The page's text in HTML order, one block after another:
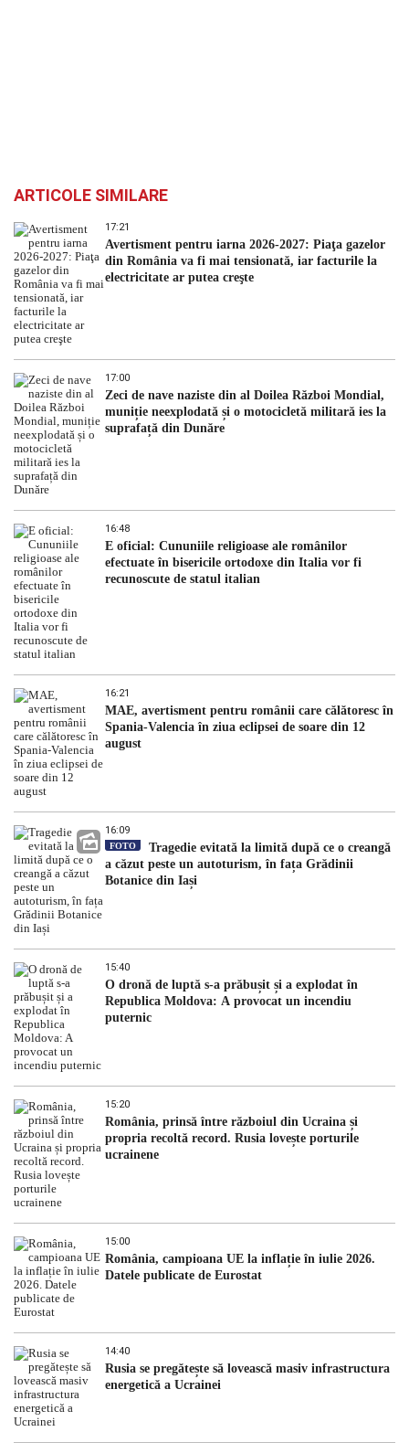
ARTICOLE SIMILARE
17:21
Avertisment pentru iarna 2026-2027: Piaţa gazelor
din România va fi mai tensionată, iar facturile la
electricitate ar putea creşte
17:00
Zeci de nave naziste din al Doilea Război Mondial,
muniție neexplodată și o motocicletă militară ies la
suprafață din Dunăre
16:48
E oficial: Cununiile religioase ale românilor
efectuate în bisericile ortodoxe din Italia vor fi
recunoscute de statul italian
16:21
MAE, avertisment pentru românii care călătoresc în
Spania-Valencia în ziua eclipsei de soare din 12
august
16:09
FOTO
Tragedie evitată la limită după ce o creangă
a căzut peste un autoturism, în fața Grădinii
Botanice din Iași
15:40
O dronă de luptă s-a prăbușit și a explodat în
Republica Moldova: A provocat un incendiu
puternic
15:20
România, prinsă între războiul din Ucraina și
propria recoltă record. Rusia lovește porturile
ucrainene
15:00
România, campioana UE la inflație în iulie 2026.
Datele publicate de Eurostat
14:40
Rusia se pregătește să lovească masiv infrastructura
energetică a Ucrainei